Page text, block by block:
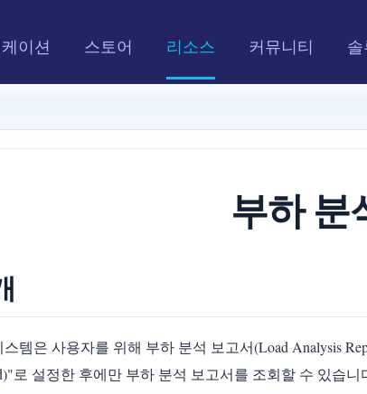
이션 스토어 리소스 커뮤니티
부하 분
스템은 사용자를 위해 부하 분석 보고서(Load Analysis
로 설정한 후에만 부하 분석 보고서를 조회할 수 있습니